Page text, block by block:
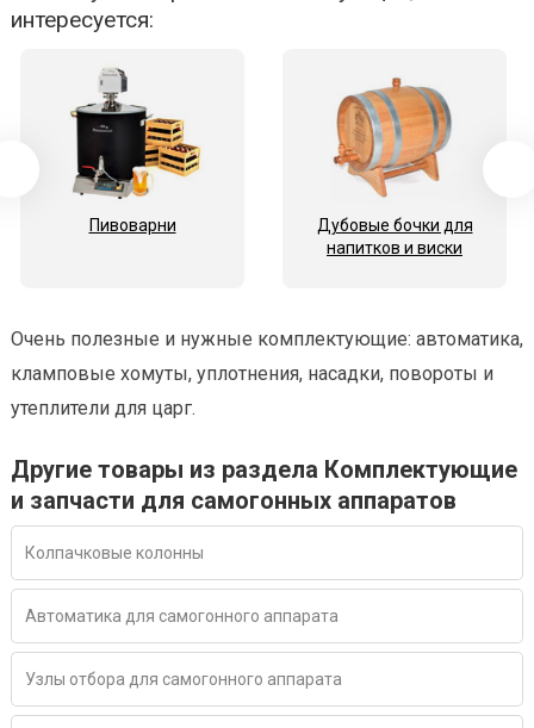
интересуется:
Пивоварни
Дубовые бочки для
напитков и виски
Очень полезные и нужные комплектующие: автоматика,
кламповые хомуты, уплотнения, насадки, повороты и
утеплители для царг.
Другие товары из раздела Комплектующие
и запчасти для самогонных аппаратов
Колпачковые колонны
Автоматика для самогонного аппарата
Узлы отбора для самогонного аппарата